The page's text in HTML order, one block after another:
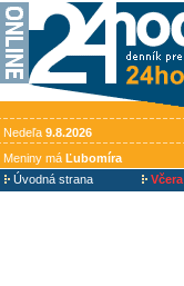
Nedeľa 9.8.2026
Meniny má Ľubomíra
Úvodná strana
Včera